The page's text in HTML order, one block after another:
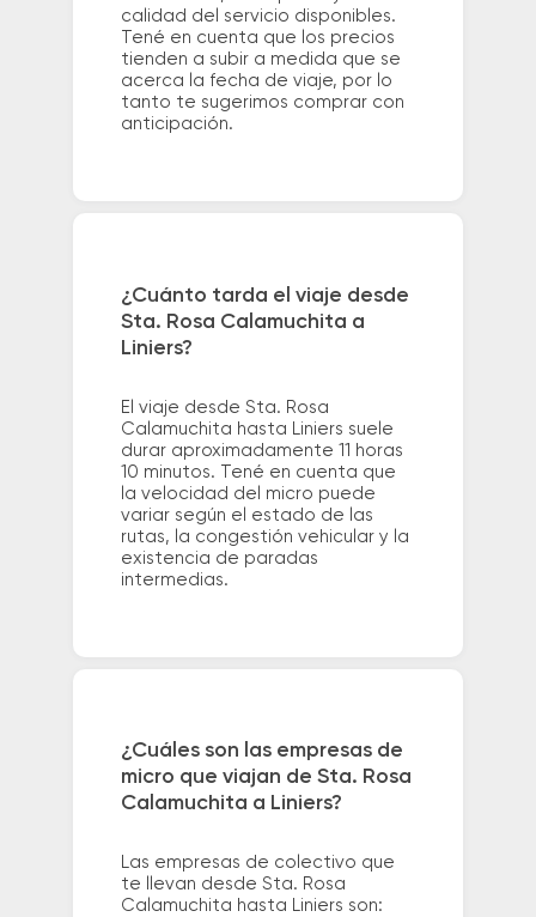
calidad del servicio disponibles.
Tené en cuenta que los precios
tienden a subir a medida que se
acerca la fecha de viaje, por lo
tanto te sugerimos comprar con
anticipación.
¿Cuánto tarda el viaje desde
Sta. Rosa Calamuchita a
Liniers?
El viaje desde Sta. Rosa
Calamuchita hasta Liniers suele
durar aproximadamente 11 horas
10 minutos. Tené en cuenta que
la velocidad del micro puede
variar según el estado de las
rutas, la congestión vehicular y la
existencia de paradas
intermedias.
¿Cuáles son las empresas de
micro que viajan de Sta. Rosa
Calamuchita a Liniers?
Las empresas de colectivo que
te llevan desde Sta. Rosa
Calamuchita hasta Liniers son: